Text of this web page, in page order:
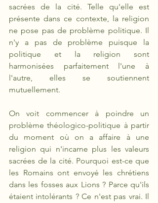
sacrées de la cité. Telle qu'elle est
présente dans ce contexte, la religion
ne pose pas de problème politique. Il
n'y a pas de problème puisque la
politique et la religion sont
harmonisées parfaitement l'une à
l'autre, elles se soutiennent
mutuellement.
On voit commencer à poindre un
problème théologico-politique à partir
du moment où on a affaire à une
religion qui n'incarne plus les valeurs
sacrées de la cité. Pourquoi est-ce que
les Romains ont envoyé les chrétiens
dans les fosses aux Lions ? Parce qu'ils
étaient intolérants ? Ce n'est pas vrai. Il